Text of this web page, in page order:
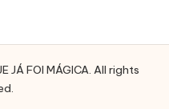
FOI MÁGICA. All rights